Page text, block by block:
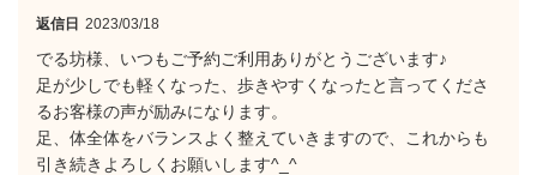
返信日 2023/03/18
でる坊様、いつもご予約ご利用ありがとうございます♪
足が少しでも軽くなった、歩きやすくなったと言ってくださ
るお客様の声が励みになります。
足、体全体をバランスよく整えていきますので、これからも
引き続きよろしくお願いします^_^